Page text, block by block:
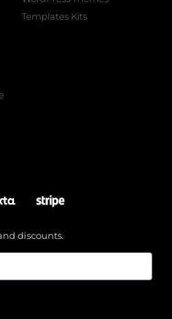
Templates Kits
discounts.